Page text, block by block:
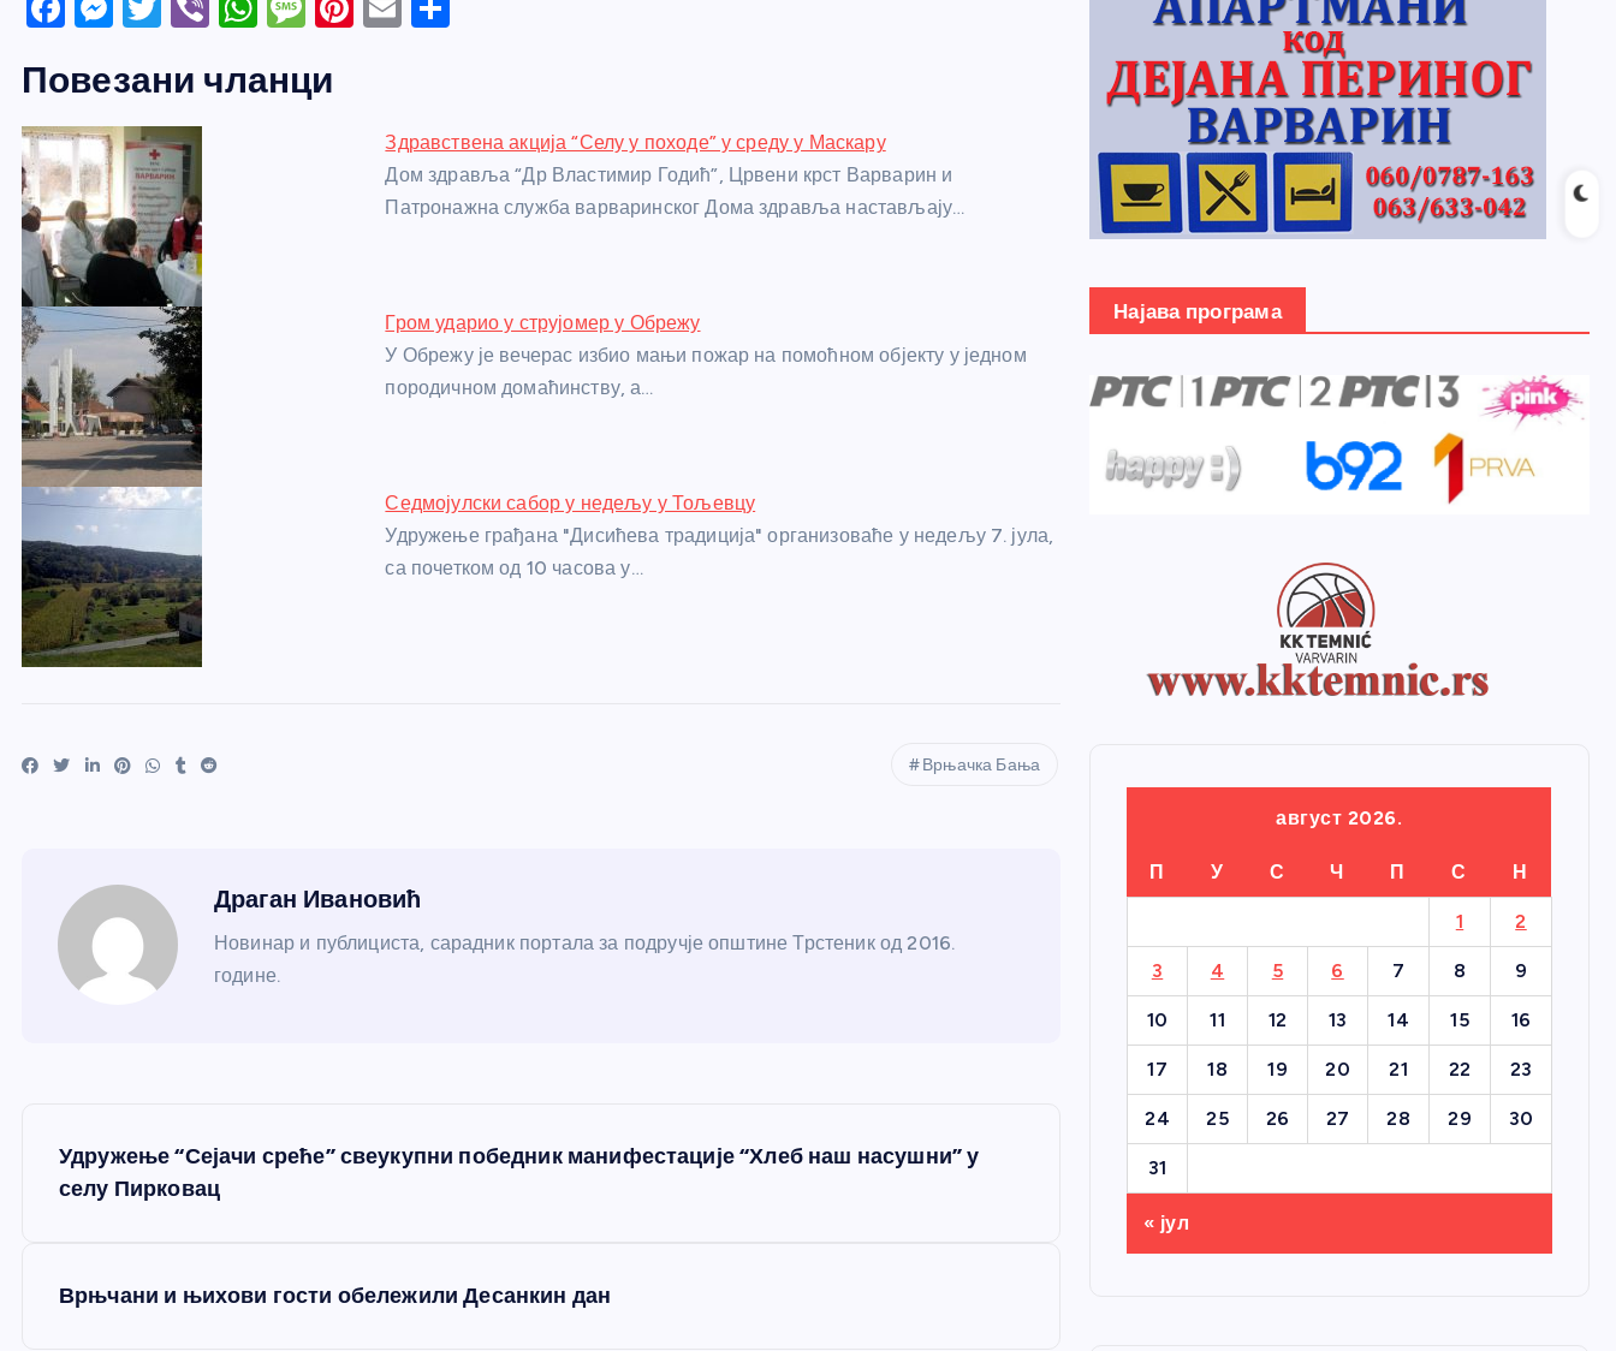
c
e
b
o
o
k
ss
e
n
g
er
itt
er
er at ss
st
Повезани чланци
Здравствена акција “Селу у походе” у среду у Маскару
Дом здравља “Др Властимир Годић”, Црвени крст Варварин и
Патронажна служба варваринског Дома здравља настављају…
Гром ударио у струјомер у Обрежу
У Обрежу је вечерас избио мањи пожар на помоћном објекту у једном
породичном домаћинству, а…
Седмојулски сабор у недељу у Тољевцу
Удружење грађана "Дисићева традиција" организоваће у недељу 7. јула,
са почетком од 10 часова у…
Врњачка Бања
Драган Ивановић
Новинар и публициста, сарадник портала за подручје општине Трстеник од 2016.
године.
Удружење “Сејачи среће” свеукупни победник манифестације “Хлеб наш насушни” у
селу Пирковац
Врњчани и њихови гости обележили Десанкин дан
Најава програма
август 2026.
П У С Ч П С Н
1 2
3 4 5 6 7 8 9
10 11 12 13 14 15 16
17 18 19 20 21 22 23
24 25 26 27 28 29 30
31
« јул